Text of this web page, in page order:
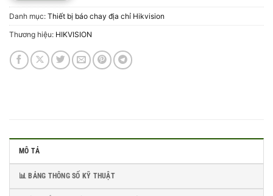
Danh mục: Thiết bị báo chay địa chỉ Hikvision
Thương hiệu: HIKVISION
MÔ TẢ
📊 BẢNG THÔNG SỐ KỸ THUẬT